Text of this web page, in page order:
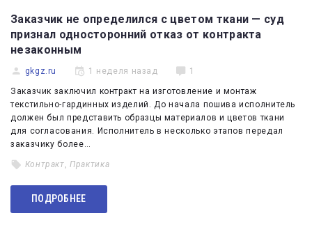
Заказчик не определился с цветом ткани — суд
признал односторонний отказ от контракта
незаконным
gkgz.ru 1 неделя назад 1
Заказчик заключил контракт на изготовление и монтаж
текстильно-гардинных изделий. До начала пошива исполнитель
должен был представить образцы материалов и цветов ткани
для согласования. Исполнитель в несколько этапов передал
заказчику более…
Контракт,Практика
ПОДРОБНЕЕ